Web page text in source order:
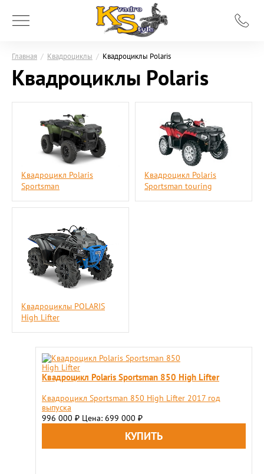
Главная / Квадроциклы / Квадроциклы Polaris
Квадроциклы Polaris
Квадроцикл Polaris
Sportsman
Квадроцикл Polaris
Sportsman touring
Квадроциклы POLARIS
High Lifter
Квадроцикл Polaris Sportsman 850 High Lifter
Квадроцикл Sportsman 850 High Lifter 2017 год
выпуска
996 000 ₽ Цена: 699 000 ₽